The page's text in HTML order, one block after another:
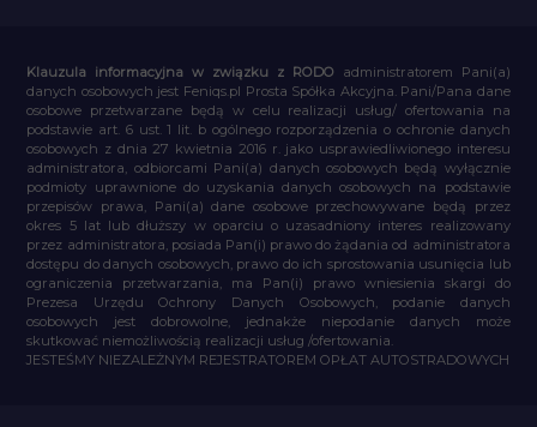
Klauzula informacyjna w związku z RODO administratorem Pani(a)
danych osobowych jest Feniqs.pl Prosta Spółka Akcyjna. Pani/Pana dane
osobowe przetwarzane będą w celu realizacji usług/ ofertowania na
podstawie art. 6 ust. 1 lit. b ogólnego rozporządzenia o ochronie danych
osobowych z dnia 27 kwietnia 2016 r. jako usprawiedliwionego interesu
administratora, odbiorcami Pani(a) danych osobowych będą wyłącznie
podmioty uprawnione do uzyskania danych osobowych na podstawie
przepisów prawa, Pani(a) dane osobowe przechowywane będą przez
okres 5 lat lub dłuższy w oparciu o uzasadniony interes realizowany
przez administratora, posiada Pan(i) prawo do żądania od administratora
dostępu do danych osobowych, prawo do ich sprostowania usunięcia lub
ograniczenia przetwarzania, ma Pan(i) prawo wniesienia skargi do
Prezesa Urzędu Ochrony Danych Osobowych, podanie danych
osobowych jest dobrowolne, jednakże niepodanie danych może
skutkować niemożliwością realizacji usług /ofertowania.
JESTEŚMY NIEZALEŻNYM REJESTRATOREM OPŁAT AUTOSTRADOWYCH